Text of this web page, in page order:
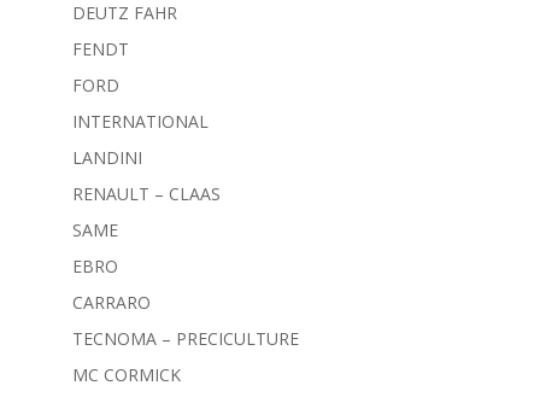
DEUTZ FAHR
FENDT
FORD
INTERNATIONAL
LANDINI
RENAULT – CLAAS
SAME
EBRO
CARRARO
TECNOMA – PRECICULTURE
MC CORMICK